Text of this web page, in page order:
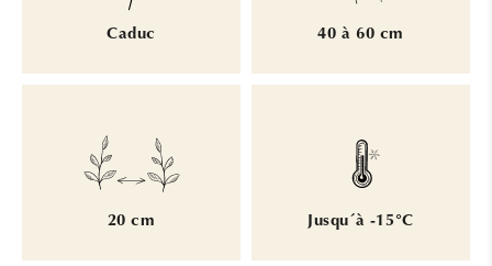
Caduc 40 à 60 cm
20 cm Jusqu´à -15°C